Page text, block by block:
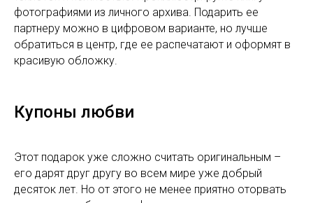
фотографиями из личного архива. Подарить ее
партнеру можно в цифровом варианте, но лучше
обратиться в центр, где ее распечатают и оформят в
красивую обложку.
Купоны любви
Этот подарок уже сложно считать оригинальным –
его дарят друг другу во всем мире уже добрый
десяток лет. Но от этого не менее приятно оторвать